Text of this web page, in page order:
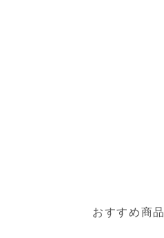
おすすめ商品